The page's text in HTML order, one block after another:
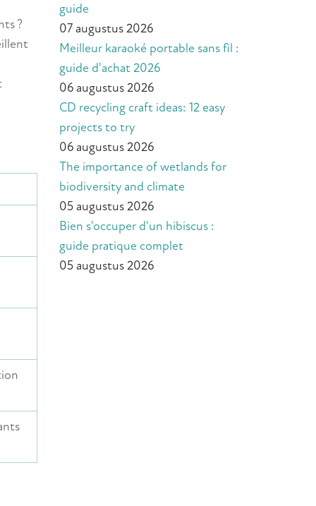
?
guide
07 augustus 2026
Meilleur karaoké portable sans fil :
guide d'achat 2026
06 augustus 2026
CD recycling craft ideas: 12 easy
projects to try
06 augustus 2026
The importance of wetlands for
biodiversity and climate
05 augustus 2026
Bien s'occuper d'un hibiscus :
guide pratique complet
05 augustus 2026